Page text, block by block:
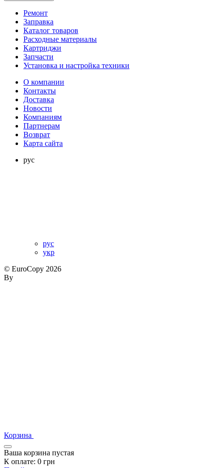
Ремонт
Заправка
Каталог товаров
Расходные материалы
Картриджи
Запчасти
Установка и настройка техники
О компании
Контакты
Доставка
Новости
Компаниям
Партнерам
Возврат
Карта сайта
рус
рус
укр
© EuroCopy 2026
By
Корзина
Ваша корзина пустая
К оплате: 0 грн